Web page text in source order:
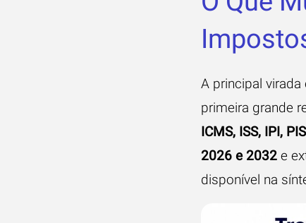
A principal
primeira grande
ICMS, ISS, IPI,
2026 e 2032e
disponível na